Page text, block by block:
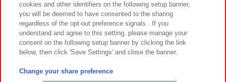
©Bandai Namco Amusement Inc.
©Bandai Namco Amusement Lab Inc.
cookies and other identifiers on the following setup banner,
you will be deemed to have consented to the sharing
regardless of the opt-out preference signals . If you
understand and agree to this setting, please manage your
consent on the following setup banner by clicking the link
below, then click 'Save Settings' and close the banner.
Change your share preference